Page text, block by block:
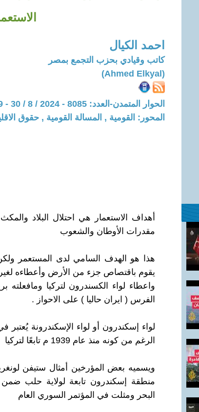
احمد الكيال
كاتب وقيادي بحزب التجمع بمصر
(Ahmed Elkyal)
الحوار المتمدن-العدد: 8085 - 2024 / 8 / 30 - 07:49
المحور: القومية , المسالة القومية , حقوق
أهداف الاستعمار هي احتلال البلاد
مقدرات الأوطان والشعوب
هذا هو الهدف السامي لدى المستعمر
يقوم باقتصاص جزء من الأرض وأعطاءه
واعطاء لواء الكسندرون لتركيا ومافعلته
الفرس ( ايران حاليا ) على الاحواز .
لواء إسكندرون أو لواء الإسكندرونة
الرغم من كونه منذ عام 1939 م تابعًا لتركيا
ويسميه بعض المؤرخين أمثال ستيفن
منطقة إسكندرون تابعة لولاية حلب ضمن
البحر ومثلت في المؤتمر السوري العام